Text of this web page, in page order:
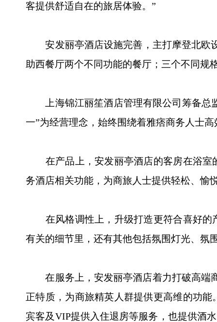
客提供舒适自在的旅居体验。”
安发丽亭酒店设施完善，主打摩登北欧设
助西餐厅两个不同功能的餐厅；三个不同规
上海锦江丽笙酒店管理有限公司筹备总监
一”为经营理念，始终围绕着雅痞商务人士
在产品上，安发丽亭酒店的客房在浴室
务酒店相关功能，为商旅人士提供轻松、愉
在风格调性上，升级打造更符合喜好的
有关的细节里，还有其他包括氛围灯光、氛
在服务上，安发丽亭酒店着力打破高端商
正特质，为商旅精英人群提供更高维的功
宾客及VIP提供入住退房等服务，也提供酒